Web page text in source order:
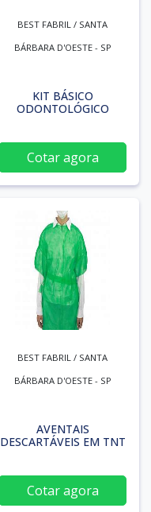
BEST FABRIL / SANTA
BÁRBARA D'OESTE - SP
KIT BÁSICO
ODONTOLÓGICO
Cotar agora
BEST FABRIL / SANTA
BÁRBARA D'OESTE - SP
AVENTAIS
DESCARTÁVEIS EM TNT
Cotar agora